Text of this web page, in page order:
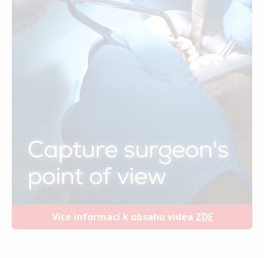
Více informací k obsahu videa ZDE